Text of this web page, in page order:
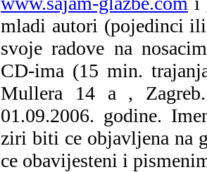
mladi autori (pojedinci
svoje radove na
CD-ima (15 min.
Mullera 14 a ,
01.09.2006. godine.
ziri biti ce objavljena na
ce obavijesteni i